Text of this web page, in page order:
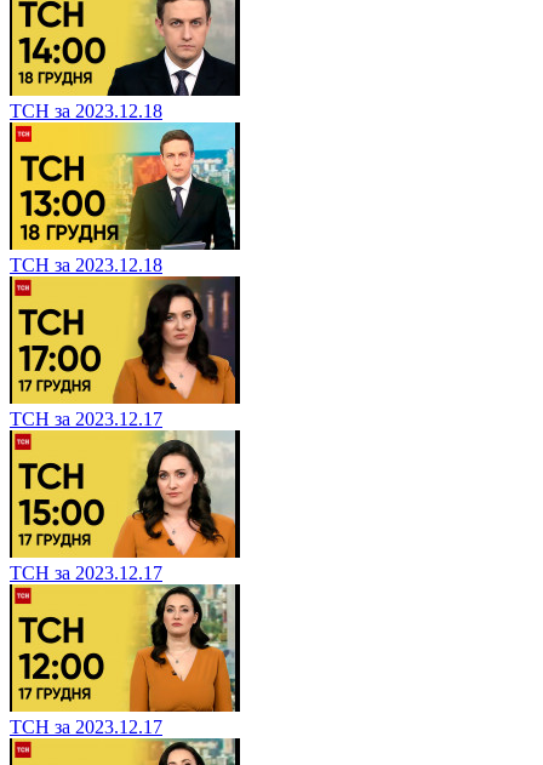
ТСН за 2023.12.18
ТСН за 2023.12.18
ТСН за 2023.12.17
ТСН за 2023.12.17
ТСН за 2023.12.17